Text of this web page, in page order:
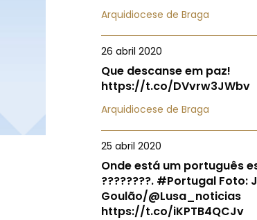
Arquidiocese de Braga
26 abril 2020
Que descanse em paz!
https://t.co/DVvrw3JWbv
Arquidiocese de Braga
25 abril 2020
Onde está um português
????????. #Portugal Foto:
Goulão/@Lusa_noticias
https://t.co/iKPTB4QCJv